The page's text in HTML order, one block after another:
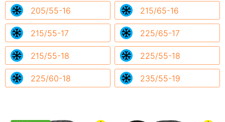
205/55-16 215/65-16
215/55-17 225/65-17
215/55-18 225/55-18
225/60-18 235/55-19